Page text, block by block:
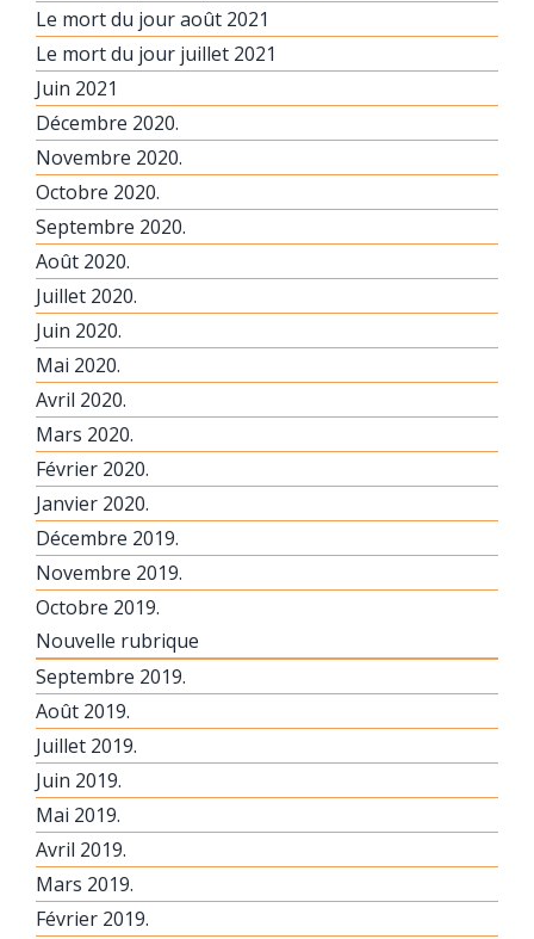
Le mort du jour août 2021
Le mort du jour juillet 2021
Juin 2021
Décembre 2020.
Novembre 2020.
Octobre 2020.
Septembre 2020.
Août 2020.
Juillet 2020.
Juin 2020.
Mai 2020.
Avril 2020.
Mars 2020.
Février 2020.
Janvier 2020.
Décembre 2019.
Novembre 2019.
Octobre 2019.
Nouvelle rubrique
Septembre 2019.
Août 2019.
Juillet 2019.
Juin 2019.
Mai 2019.
Avril 2019.
Mars 2019.
Février 2019.